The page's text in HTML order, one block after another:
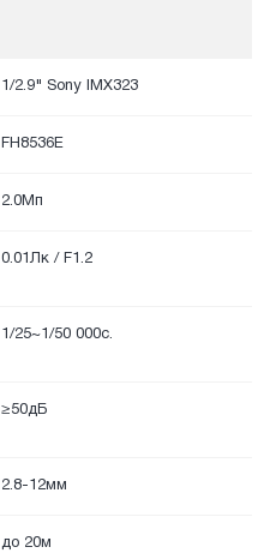
1/2.9" Sony IMX323
FH8536E
2.0Мп
0.01Лк / F1.2
1/25~1/50 000с.
≥50дБ
2.8-12мм
до 20м